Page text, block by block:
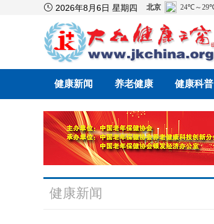
 2026年8月6日 星期四
健康新闻 养老健康 健康科普
健康新闻